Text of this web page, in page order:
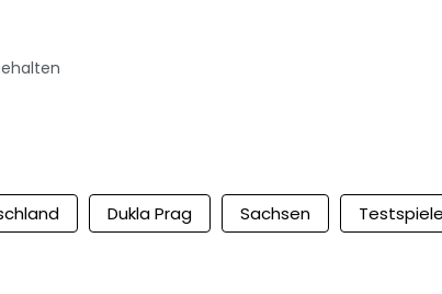
Dukla Prag Sachsen Testspiele